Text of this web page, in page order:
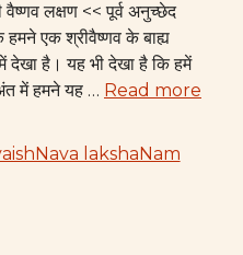
वैष्णव लक्षण << पूर्व अनुच्छेद
हमने एक श्रीवैष्णव के बाह्य
है। यह भी देखा है कि हमें
में हमने यह … Read more
lakshaNam